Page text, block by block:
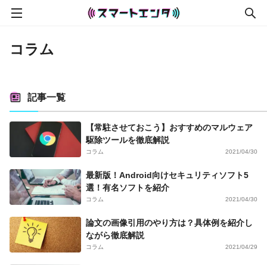
コラム
記事一覧
【常駐させておこう】おすすめのマルウェア
駆除ツールを徹底解説
コラム 2021/04/30
最新版！Android向けセキュリティソフト5
選！有名ソフトを紹介
コラム 2021/04/30
論文の画像引用のやり方は？具体例を紹介し
ながら徹底解説
コラム 2021/04/29